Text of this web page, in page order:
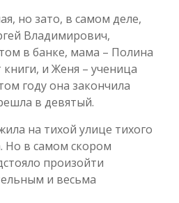
но зато, в самом деле,
Владимирович,
в банке, мама – Полина
и Женя – ученица
году она закончила
в девятый.
на тихой улице тихого
Но в самом скором
произойти
и весьма